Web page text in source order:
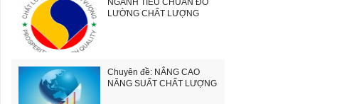
NGÀNH TIÊU CHUẨN ĐO
LƯỜNG CHẤT LƯỢNG
Chuyên đề: NÂNG CAO
NĂNG SUẤT CHẤT LƯỢNG